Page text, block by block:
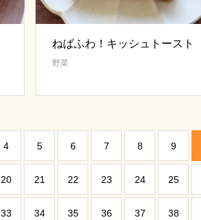
ねばふわ！キッシュトースト
野菜
4 5 6 7 8 9
20 21 22 23 24 25
33 34 35 36 37 38